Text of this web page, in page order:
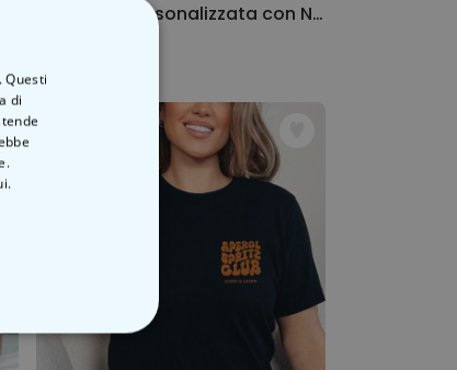
Maglietta Personalizzata con Nome e Frase
Questi
di